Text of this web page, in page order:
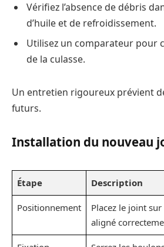
Vérifiez l’absence de débris
d’huile et de refroidissement.
Utilisez un comparateur pour
de la culasse.
Un entretien rigoureux prévient
futurs.
Installation du nouveau
Étape Description
Positionnement
Placez le joint
aligné